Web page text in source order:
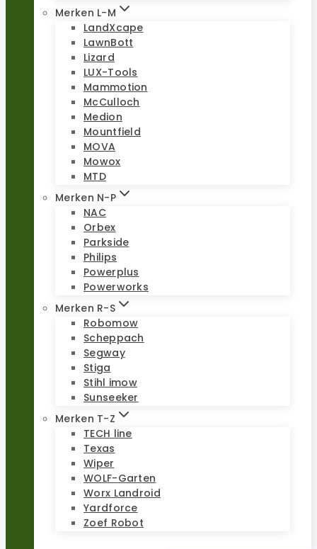
Merken L-M
LandXcape
LawnBott
Lizard
LUX-Tools
Mammotion
McCulloch
Medion
Mountfield
MOVA
Mowox
MTD
Merken N-P
NAC
Orbex
Parkside
Philips
Powerplus
Powerworks
Merken R-S
Robomow
Scheppach
Segway
Stiga
Stihl imow
Sunseeker
Merken T-Z
TECH line
Texas
Wiper
WOLF-Garten
Worx Landroid
Yardforce
Zoef Robot